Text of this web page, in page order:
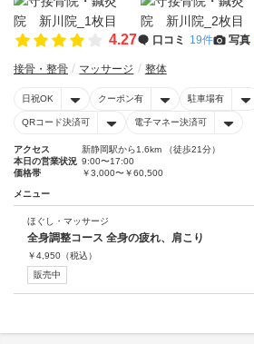
4.27 口コミ 19件 写真
接骨・整骨 マッサージ 整体
日祝OK クーポン有 駐車場有
QRコード決済可 電子マネー決済可
アクセス
新静岡駅から1.6km （徒歩21分）
本日の営業状況 9:00〜17:00
価格帯
￥3,000〜￥60,500
メニュー
ほぐし・マッサージ
全身調整コース 全身の疲れ、肩こり
￥4,950 （税込）
販売中